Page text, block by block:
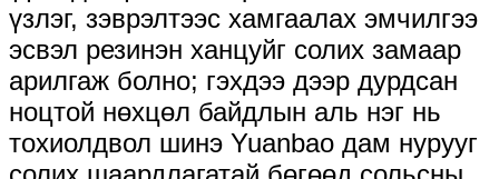
үзлэг, зэврэлтээс хамгаалах эмчилгээ
эсвэл резинэн ханцуйг солих замаар
арилгаж болно; гэхдээ дээр дурдсан
ноцтой нөхцөл байдлын аль нэг нь
тохиолдвол шинэ Yuanbao дам нурууг